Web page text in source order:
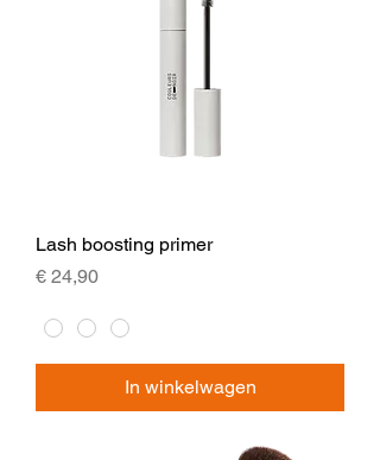
Lash boosting primer
Prijs
€ 24,90
In winkelwagen